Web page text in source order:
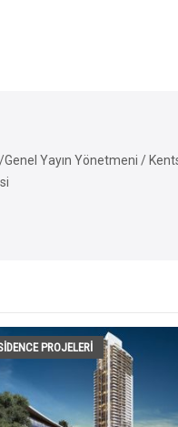
Yayın Yönetmeni /
PROJELERI